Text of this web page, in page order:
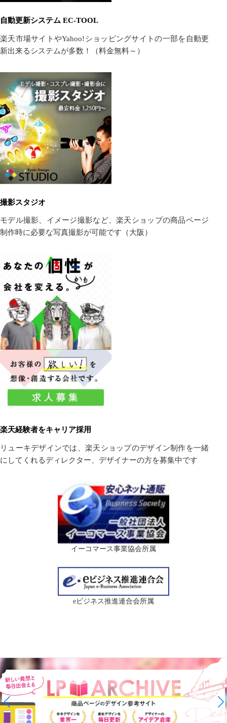
自動更新システム EC-TOOL
楽天市場サイトやYahoo!ショッピングサイトの一部を自動更
新出来るシステムが多数！（料金無料～）
撮影スタジオ
モデル撮影、イメージ撮影など、楽天ショップの商品ページ
制作時に必要な写真撮影が可能です（大阪）
楽天経験者をキャリア採用
リューキデザインでは、楽天ショップのデザイン制作を一緒
にしてくれるディレクター、デザイナーの方を募集中です
イーコマース事業協会所属
eビジネス推進連合会所属